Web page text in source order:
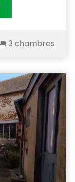
3 chambres